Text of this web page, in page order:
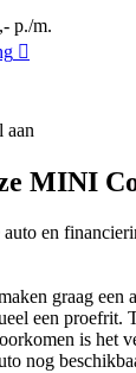
p./m.
aan
MINI
en
graag een
een proefrit.
is het
nog